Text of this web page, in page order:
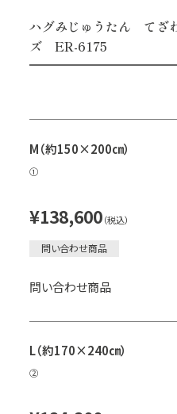
ハグみじゅうたん てざ
ズ ER-6175
M（約150×200㎝）
①
¥138,600（税込）
問い合わせ商品
問い合わせ商品
L（約170×240㎝）
②